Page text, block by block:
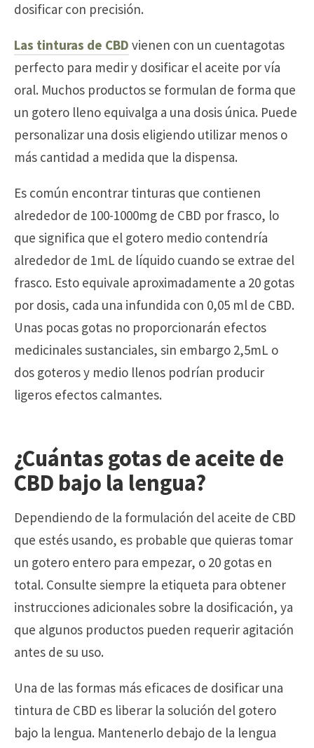
dosificar con precisión.
Las tinturas de CBD vienen con un cuentagotas
perfecto para medir y dosificar el aceite por vía
oral. Muchos productos se formulan de forma que
un gotero lleno equivalga a una dosis única. Puede
personalizar una dosis eligiendo utilizar menos o
más cantidad a medida que la dispensa.
Es común encontrar tinturas que contienen
alrededor de 100-1000mg de CBD por frasco, lo
que significa que el gotero medio contendría
alrededor de 1mL de líquido cuando se extrae del
frasco. Esto equivale aproximadamente a 20 gotas
por dosis, cada una infundida con 0,05 ml de CBD.
Unas pocas gotas no proporcionarán efectos
medicinales sustanciales, sin embargo 2,5mL o
dos goteros y medio llenos podrían producir
ligeros efectos calmantes.
¿Cuántas gotas de aceite de
CBD bajo la lengua?
Dependiendo de la formulación del aceite de CBD
que estés usando, es probable que quieras tomar
un gotero entero para empezar, o 20 gotas en
total. Consulte siempre la etiqueta para obtener
instrucciones adicionales sobre la dosificación, ya
que algunos productos pueden requerir agitación
antes de su uso.
Una de las formas más eficaces de dosificar una
tintura de CBD es liberar la solución del gotero
bajo la lengua. Mantenerlo debajo de la lengua